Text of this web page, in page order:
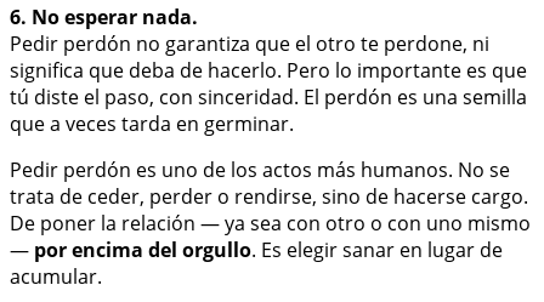
6. No esperar nada.
Pedir perdón no garantiza que el otro te perdone, ni
significa que deba de hacerlo. Pero lo importante es que
tú diste el paso, con sinceridad. El perdón es una semilla
que a veces tarda en germinar.
Pedir perdón es uno de los actos más humanos. No se
trata de ceder, perder o rendirse, sino de hacerse cargo.
De poner la relación — ya sea con otro o con uno mismo
— por encima del orgullo. Es elegir sanar en lugar de
acumular.